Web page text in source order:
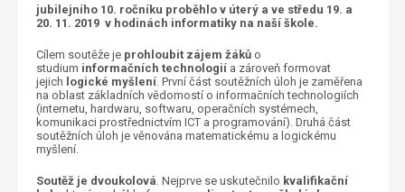
jubilejního 10. ročníku proběhlo v úterý a ve středu 19. a
20. 11. 2019 v hodinách informatiky na naší škole.
Cílem soutěže je prohloubit zájem žáků o
studium informačních technologií a zároveň formovat
jejich logické myšlení. První část soutěžních úloh je zaměřena
na oblast základních vědomostí o informačních technologiích
(internetu, hardwaru, softwaru, operačních systémech,
komunikaci prostřednictvím ICT a programování). Druhá část
soutěžních úloh je věnována matematickému a logickému
myšlení.
Soutěž je dvoukolová. Nejprve se uskutečnilo kvalifikační